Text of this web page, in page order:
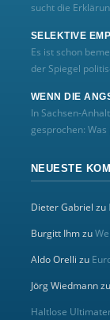
sucht die
SELEKTIVE
Es ist schon
der Spiegel
WENN DIE
In Sachsen-
gesprochen:
NEUESTE
Dieter Gabriel zu
Burgitt Ihmzu
Aldo Orelli zu
Jörg Wiedmannzu
Haltlose